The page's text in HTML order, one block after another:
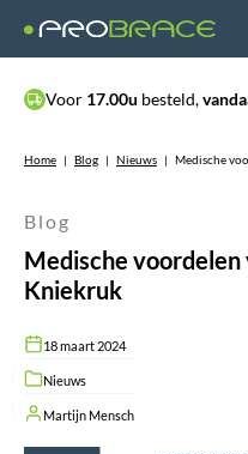
Voor 17.00u besteld,
Home | Blog | Nieuws | Medische
Blog
Medische voordelen
Kniekruk
18 maart 2024
Nieuws
Martijn Mensch